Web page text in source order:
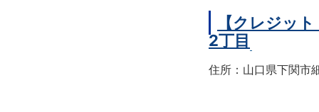
【クレジッ
2丁目
住所：山口県下関市